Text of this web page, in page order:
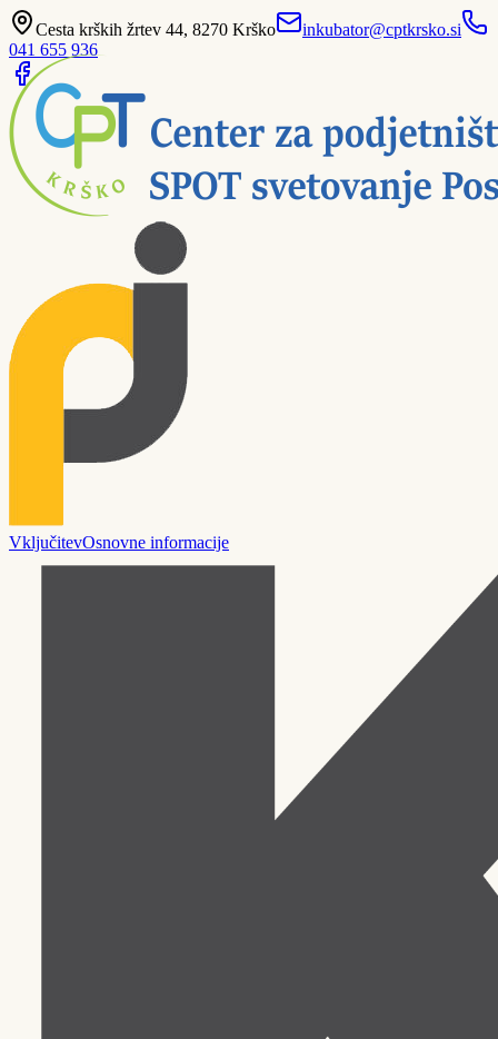
Cesta krških žrtev 44, 8270 Krško
inkubator@cptkrsko.si
041 655 936
VključitevOsnovne informacije